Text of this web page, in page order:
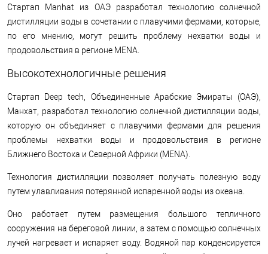
Стартап Manhat из ОАЭ разработал технологию солнечной
дистилляции воды в сочетании с плавучими фермами, которые,
по его мнению, могут решить проблему нехватки воды и
продовольствия в регионе MENA.
Высокотехнологичные решения
Стартап Deep tech, Объединенные Арабские Эмираты (ОАЭ),
Манхат, разработал технологию солнечной дистилляции воды,
которую он объединяет с плавучими фермами для решения
проблемы нехватки воды и продовольствия в регионе
Ближнего Востока и Северной Африки (MENA).
Технология дистилляции позволяет получать полезную воду
путем улавливания потерянной испаренной воды из океана.
Оно работает путем размещения большого тепличного
сооружения на береговой линии, а затем с помощью солнечных
лучей нагревает и испаряет воду. Водяной пар конденсируется